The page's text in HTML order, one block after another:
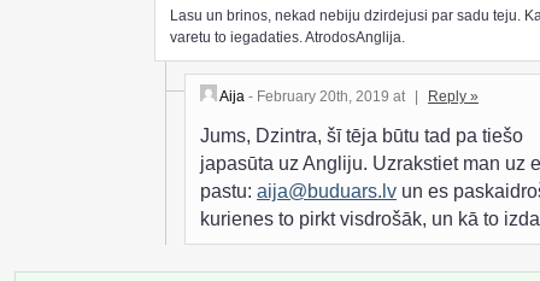
Lasu un brinos, nekad nebiju dzirdejusi par sadu teju.
varetu to iegadaties. AtrodosAnglija.
Aija - February 20th, 2019 at | Reply »
Jums, Dzintra, šī tēja būtu tad pa tiešo
japasūta uz Angliju. Uzrakstiet man uz
pastu: aija@buduars.lv un es
kurienes to pirkt visdrošāk, un kā to